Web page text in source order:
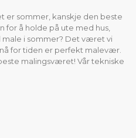
er sommer, kanskje den beste
for å holde på ute med hus,
male i sommer? Det været vi
for tiden er perfekt malevær.
malingsværet! Vår tekniske